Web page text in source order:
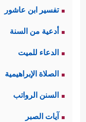
تفسير ابن عاشور
أدعية من السنة
الدعاء للميت
الصلاة الإبراهيمية
السنن الرواتب
آيات الصبر